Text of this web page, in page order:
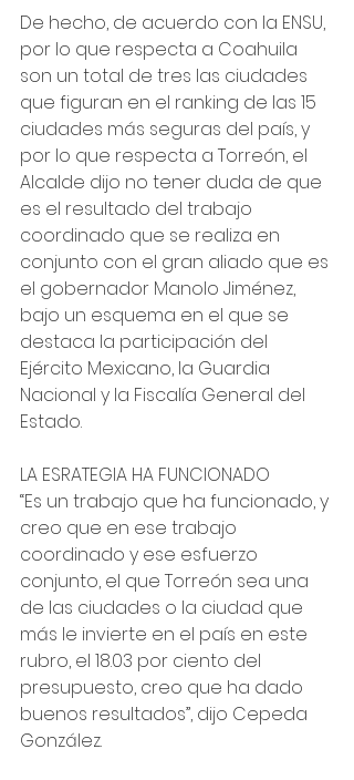
De hecho, de acuerdo con la ENSU,
por lo que respecta a Coahuila
son un total de tres las ciudades
que figuran en el ranking de las 15
ciudades más seguras del país, y
por lo que respecta a Torreón, el
Alcalde dijo no tener duda de que
es el resultado del trabajo
coordinado que se realiza en
conjunto con el gran aliado que es
el gobernador Manolo Jiménez,
bajo un esquema en el que se
destaca la participación del
Ejército Mexicano, la Guardia
Nacional y la Fiscalía General del
Estado.
LA ESRATEGIA HA FUNCIONADO
“Es un trabajo que ha funcionado, y
creo que en ese trabajo
coordinado y ese esfuerzo
conjunto, el que Torreón sea una
de las ciudades o la ciudad que
más le invierte en el país en este
rubro, el 18.03 por ciento del
presupuesto, creo que ha dado
buenos resultados”, dijo Cepeda
González.